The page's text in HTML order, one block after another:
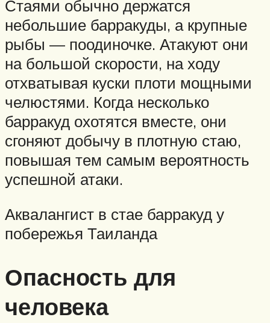
Стаями обычно держатся
небольшие барракуды, а крупные
рыбы — поодиночке. Атакуют они
на большой скорости, на ходу
отхватывая куски плоти мощными
челюстями. Когда несколько
барракуд охотятся вместе, они
сгоняют добычу в плотную стаю,
повышая тем самым вероятность
успешной атаки.
Аквалангист в стае барракуд у
побережья Таиланда
Опасность для
человека